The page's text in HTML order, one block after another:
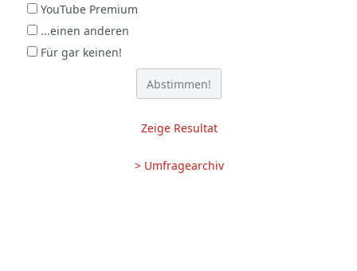
YouTube Premium
...einen anderen
Für gar keinen!
Zeige Resultat
> Umfragearchiv